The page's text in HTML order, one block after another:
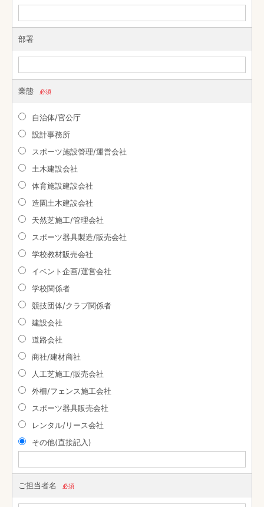
部署
業態 必須
自治体/官公庁
設計事務所
スポーツ施設管理/運営会社
土木建設会社
体育施設建設会社
造園土木建設会社
天然芝施工/管理会社
スポーツ器具製造/販売会社
学校教材販売会社
イベント企画/運営会社
学校関係者
競技団体/クラブ関係者
建設会社
道路会社
商社/建材商社
人工芝施工/販売会社
外柵/フェンス施工会社
スポーツ器具販売会社
レンタル/リース会社
その他(直接記入)
ご担当者名 必須